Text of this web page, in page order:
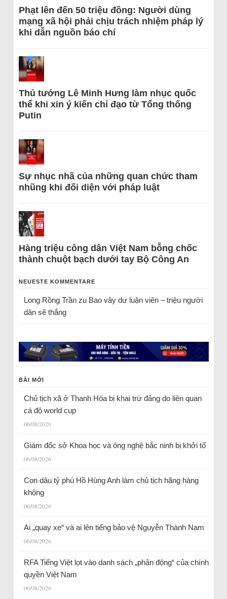
Phạt lên đến 50 triệu đồng: Người dùng
mạng xã hội phải chịu trách nhiệm pháp lý
khi dẫn nguồn báo chí
Thủ tướng Lê Minh Hưng làm nhục quốc
thể khi xin ý kiến chỉ đạo từ Tổng thống
Putin
Sự nhục nhã của những quan chức tham
nhũng khi đối diện với pháp luật
Hàng triệu công dân Việt Nam bỗng chốc
thành chuột bạch dưới tay Bộ Công An
NEUESTE KOMMENTARE
Long Rồng Trầnzu Bao vây dư luận viên – triệu người
dân sẽ thắng
BÀI MỚI
Chủ tịch xã ở Thanh Hóa bị khai trừ đảng do liên quan
cá độ world cup
06/08/2026
Giám đốc sở Khoa học và ông nghệ bắc ninh bị khởi tố
06/08/2026
Con dâu tỷ phú Hồ Hùng Anh làm chủ tịch hãng hàng
không
06/08/2026
Ai „quay xe“ và ai lên tiếng bảo vệ Nguyễn Thành Nam
06/08/2026
RFA Tiếng Việt lọt vào danh sách „phản động“ của chính
quyền Việt Nam
06/08/2026